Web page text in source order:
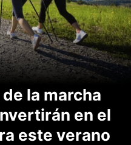
la marcha
en el
este verano